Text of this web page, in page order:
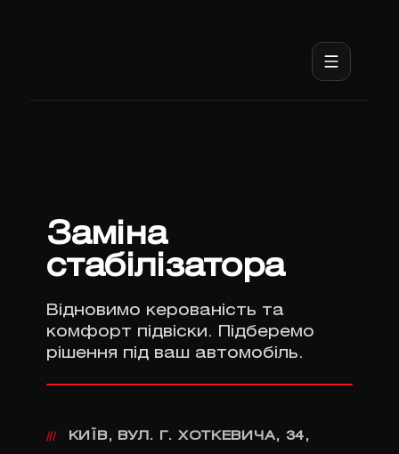
Заміна
стабілізатора
Відновимо керованість та
комфорт підвіски. Підберемо
рішення під ваш автомобіль.
/// КИЇВ, ВУЛ. Г. ХОТКЕВИЧА, 34,